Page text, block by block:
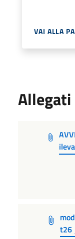
VAI ALLA
Allegati
t26